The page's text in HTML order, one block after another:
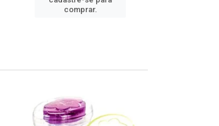
comprar.